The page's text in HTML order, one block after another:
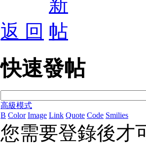
返 回
快速發帖
高級模式
B Color Image Link Quote Code Smilies
您需要登錄後才